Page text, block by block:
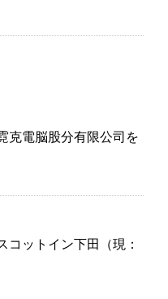
克電脳股分有限公司を
コットイン下田（現：